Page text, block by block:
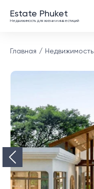
Estate Phuket
Недвижимость для жизни и инвестиций
Главная Недвижимость